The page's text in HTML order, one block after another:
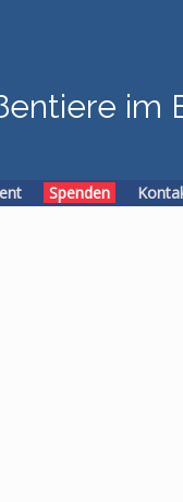
im
Spenden